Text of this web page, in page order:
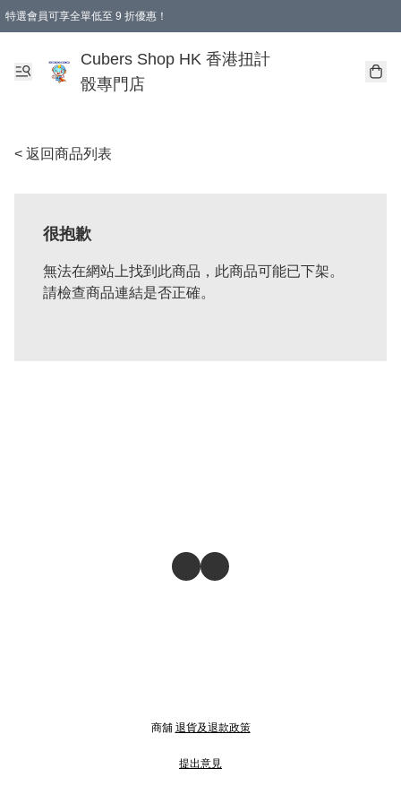
特選會員可享全單低至 9 折優惠！
購物滿 HKD 250.00 即減 HKD 28.00 運費！（適用於 本地送貨、本地取貨 )
Cubers Shop HK 香港扭計
骰專門店
< 返回商品列表
很抱歉
無法在網站上找到此商品，此商品可能已下架。
請檢查商品連結是否正確。
商舖 退貨及退款政策
提出意見